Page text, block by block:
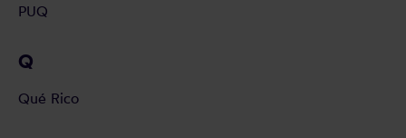
PUQ
Q
Qué Rico